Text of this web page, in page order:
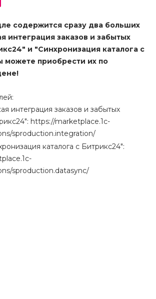
содержится сразу два больших
интеграция заказов и забытых
и "Синхронизация каталога с
можете приобрести их по
интеграция заказов и забытых
https://marketplace.1c-
sproduction.integration/
каталога с Битрикс24":
sproduction.datasync/